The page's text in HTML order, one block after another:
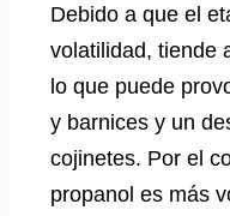
Debido a que el
volatilidad, tiende
lo que puede
y barnices y un
cojinetes. Por el
propanol es más